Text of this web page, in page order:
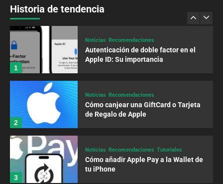
Historia de tendencia
5
forma segura
1
Noticias Recomendaciones
Autenticación de doble factor en el
Apple ID: Su importancia
2
Noticias Recomendaciones
Cómo canjear una GiftCard o Tarjeta
de Regalo de Apple
3
Noticias Recomendaciones Tutoriales
Cómo añadir Apple Pay a la Wallet de
tu iPhone